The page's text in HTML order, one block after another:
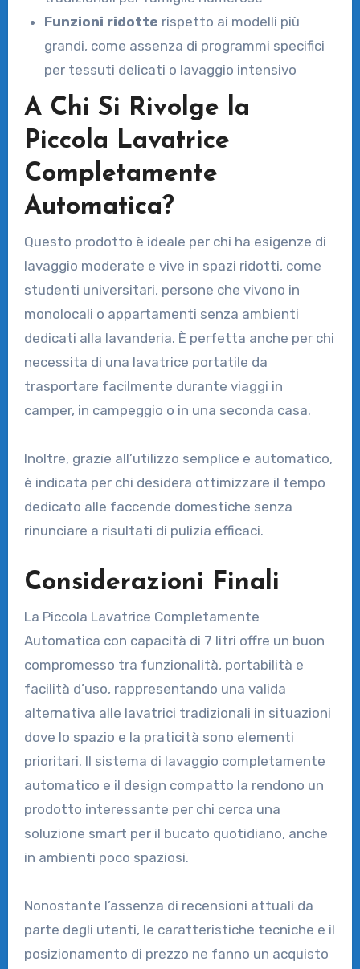
Funzioni ridotte rispetto ai modelli più
grandi, come assenza di programmi specifici
per tessuti delicati o lavaggio intensivo
A Chi Si Rivolge la
Piccola Lavatrice
Completamente
Automatica?
Questo prodotto è ideale per chi ha esigenze di
lavaggio moderate e vive in spazi ridotti, come
studenti universitari, persone che vivono in
monolocali o appartamenti senza ambienti
dedicati alla lavanderia. È perfetta anche per chi
necessita di una lavatrice portatile da
trasportare facilmente durante viaggi in
camper, in campeggio o in una seconda casa.
Inoltre, grazie all’utilizzo semplice e automatico,
è indicata per chi desidera ottimizzare il tempo
dedicato alle faccende domestiche senza
rinunciare a risultati di pulizia efficaci.
Considerazioni Finali
La Piccola Lavatrice Completamente
Automatica con capacità di 7 litri offre un buon
compromesso tra funzionalità, portabilità e
facilità d’uso, rappresentando una valida
alternativa alle lavatrici tradizionali in situazioni
dove lo spazio e la praticità sono elementi
prioritari. Il sistema di lavaggio completamente
automatico e il design compatto la rendono un
prodotto interessante per chi cerca una
soluzione smart per il bucato quotidiano, anche
in ambienti poco spaziosi.
Nonostante l’assenza di recensioni attuali da
parte degli utenti, le caratteristiche tecniche e il
posizionamento di prezzo ne fanno un acquisto